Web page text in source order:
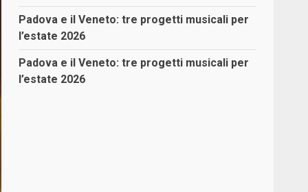
Padova e il Veneto: tre progetti musicali per
l’estate 2026
Padova e il Veneto: tre progetti musicali per
l’estate 2026